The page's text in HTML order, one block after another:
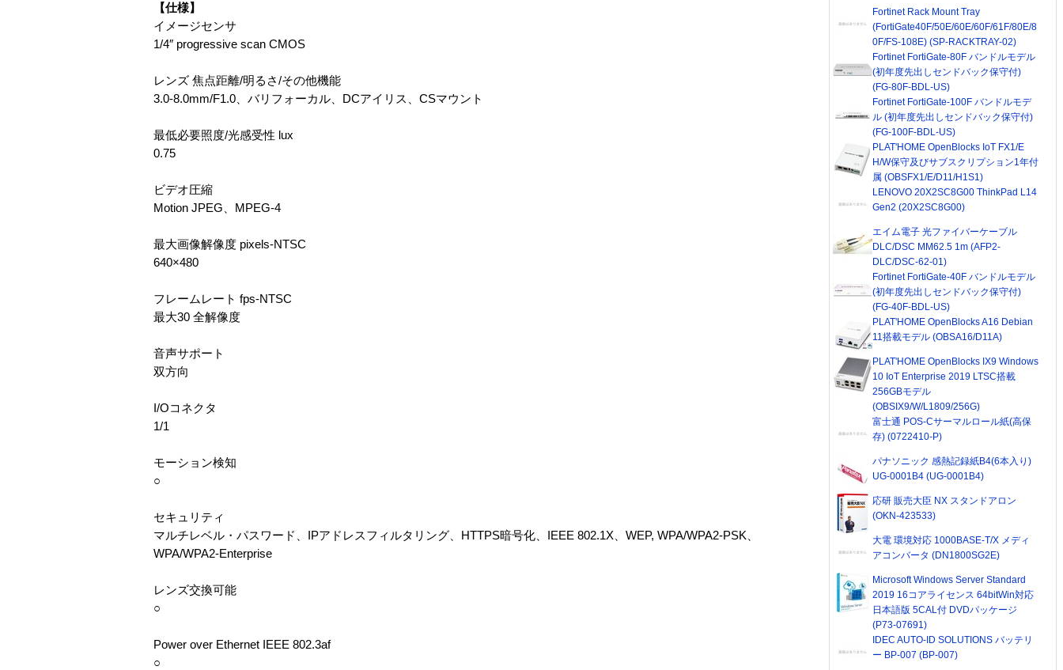
【仕様】
イメージセンサ
1/4″ progressive scan CMOS
レンズ 焦点距離/明るさ/その他機能
3.0-8.0mm/F1.0、バリフォーカル、DCアイリス、CSマウント
最低必要照度/光感受性 lux
0.75
ビデオ圧縮
Motion JPEG、MPEG-4
最大画像解像度 pixels-NTSC
640×480
フレームレート fps-NTSC
最大30 全解像度
音声サポート
双方向
I/Oコネクタ
1/1
モーション検知
○
セキュリティ
マルチレベル・パスワード、IPアドレスフィルタリング、HTTPS暗号化、IEEE 802.1X、WEP, WPA/WPA2-PSK、
WPA/WPA2-Enterprise
レンズ交換可能
○
Power over Ethernet IEEE 802.3af
○
Fortinet Rack Mount Tray
(FortiGate40F/50E/60E/60F/61F/80E/8
0F/FS-108E) (SP-RACKTRAY-02)
Fortinet FortiGate-80F バンドルモデル
(初年度先出しセンドバック保守付)
(FG-80F-BDL-US)
Fortinet FortiGate-100F バンドルモデ
ル (初年度先出しセンドバック保守付)
(FG-100F-BDL-US)
PLAT'HOME OpenBlocks IoT FX1/E
H/W保守及びサブスクリプション1年付
属 (OBSFX1/E/D11/H1S1)
LENOVO 20X2SC8G00 ThinkPad L14
Gen2 (20X2SC8G00)
エイム電子 光ファイバーケーブル
DLC/DSC MM62.5 1m (AFP2-
DLC/DSC-62-01)
Fortinet FortiGate-40F バンドルモデル
(初年度先出しセンドバック保守付)
(FG-40F-BDL-US)
PLAT'HOME OpenBlocks A16 Debian
11搭載モデル (OBSA16/D11A)
PLAT'HOME OpenBlocks IX9 Windows
10 IoT Enterprise 2019 LTSC搭載
256GBモデル
(OBSIX9/W/L1809/256G)
富士通 POS-Cサーマルロール紙(高保
存) (0722410-P)
パナソニック 感熱記録紙B4(6本入り)
UG-0001B4 (UG-0001B4)
応研 販売大臣 NX スタンドアロン
(OKN-423533)
大電 環境対応 1000BASE-T/X メディ
アコンバータ (DN1800SG2E)
Microsoft Windows Server Standard
2019 16コアライセンス 64bitWin対応
日本語版 5CAL付 DVDパッケージ
(P73-07691)
IDEC AUTO-ID SOLUTIONS バッテリ
ー BP-007 (BP-007)